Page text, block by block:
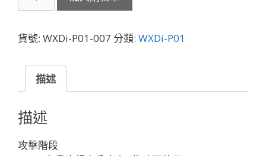
P01-
●
Ａ
Ｐ
Ｄ
Ｏ
Ｗ
Ｎ
Ｔ
貨號: WXDi-P01-007 分類: WXDi-P01
描述
描述
攻擊階段